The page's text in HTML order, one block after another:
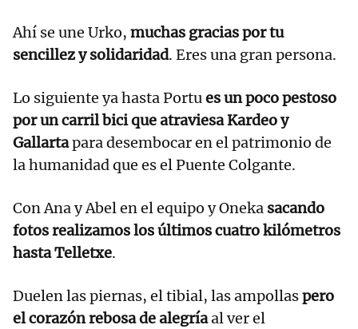
Ahí se une Urko, muchas gracias por tu
sencillez y solidaridad. Eres una gran persona.
Lo siguiente ya hasta Portues un poco pestoso
por un carril bici que atraviesa Kardeo y
Gallartapara desembocar en el patrimonio de
la humanidad que es el Puente Colgante.
Con Ana y Abel en el equipo y Oneka sacando
fotos realizamos los últimos cuatro kilómetros
hasta Telletxe.
Duelen las piernas, el tibial, las ampollaspero
el corazón rebosa de alegríaal ver el